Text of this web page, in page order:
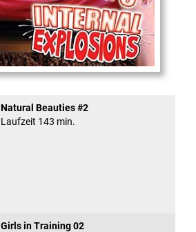
Natural Beauties #2
Laufzeit 143 min.
Girls in Training 02